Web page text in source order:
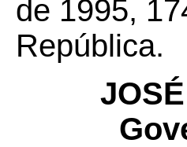
de 1995,
República.